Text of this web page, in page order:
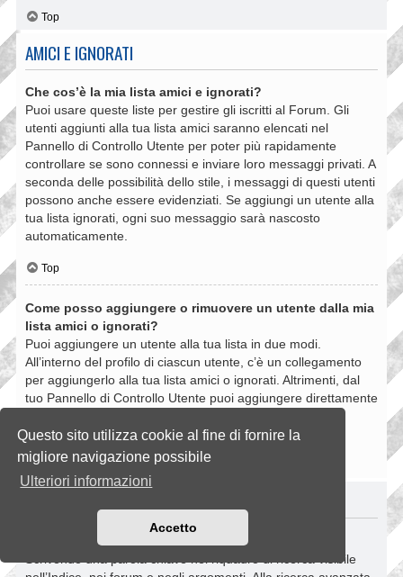
Questo sito utilizza cookie al fine di fornire la
migliore navigazione possibile
Ulteriori informazioni
Accetto
Top
AMICI E IGNORATI
Che cos’è la mia lista amici e ignorati?
Puoi usare queste liste per gestire gli iscritti al Forum. Gli
utenti aggiunti alla tua lista amici saranno elencati nel
Pannello di Controllo Utente per poter più rapidamente
controllare se sono connessi e inviare loro messaggi privati. A
seconda delle possibilità dello stile, i messaggi di questi utenti
possono anche essere evidenziati. Se aggiungi un utente alla
tua lista ignorati, ogni suo messaggio sarà nascosto
automaticamente.
Top
Come posso aggiungere o rimuovere un utente dalla mia
lista amici o ignorati?
Puoi aggiungere un utente alla tua lista in due modi.
All’interno del profilo di ciascun utente, c’è un collegamento
per aggiungerlo alla tua lista amici o ignorati. Altrimenti, dal
tuo Pannello di Controllo Utente puoi aggiungere direttamente
rimuovere un utente dalla lista dalla stessa pagina.
Top
Come si fanno le ricerche nella Board?
Scrivendo una parola chiave nel riquadro di ricerca visibile